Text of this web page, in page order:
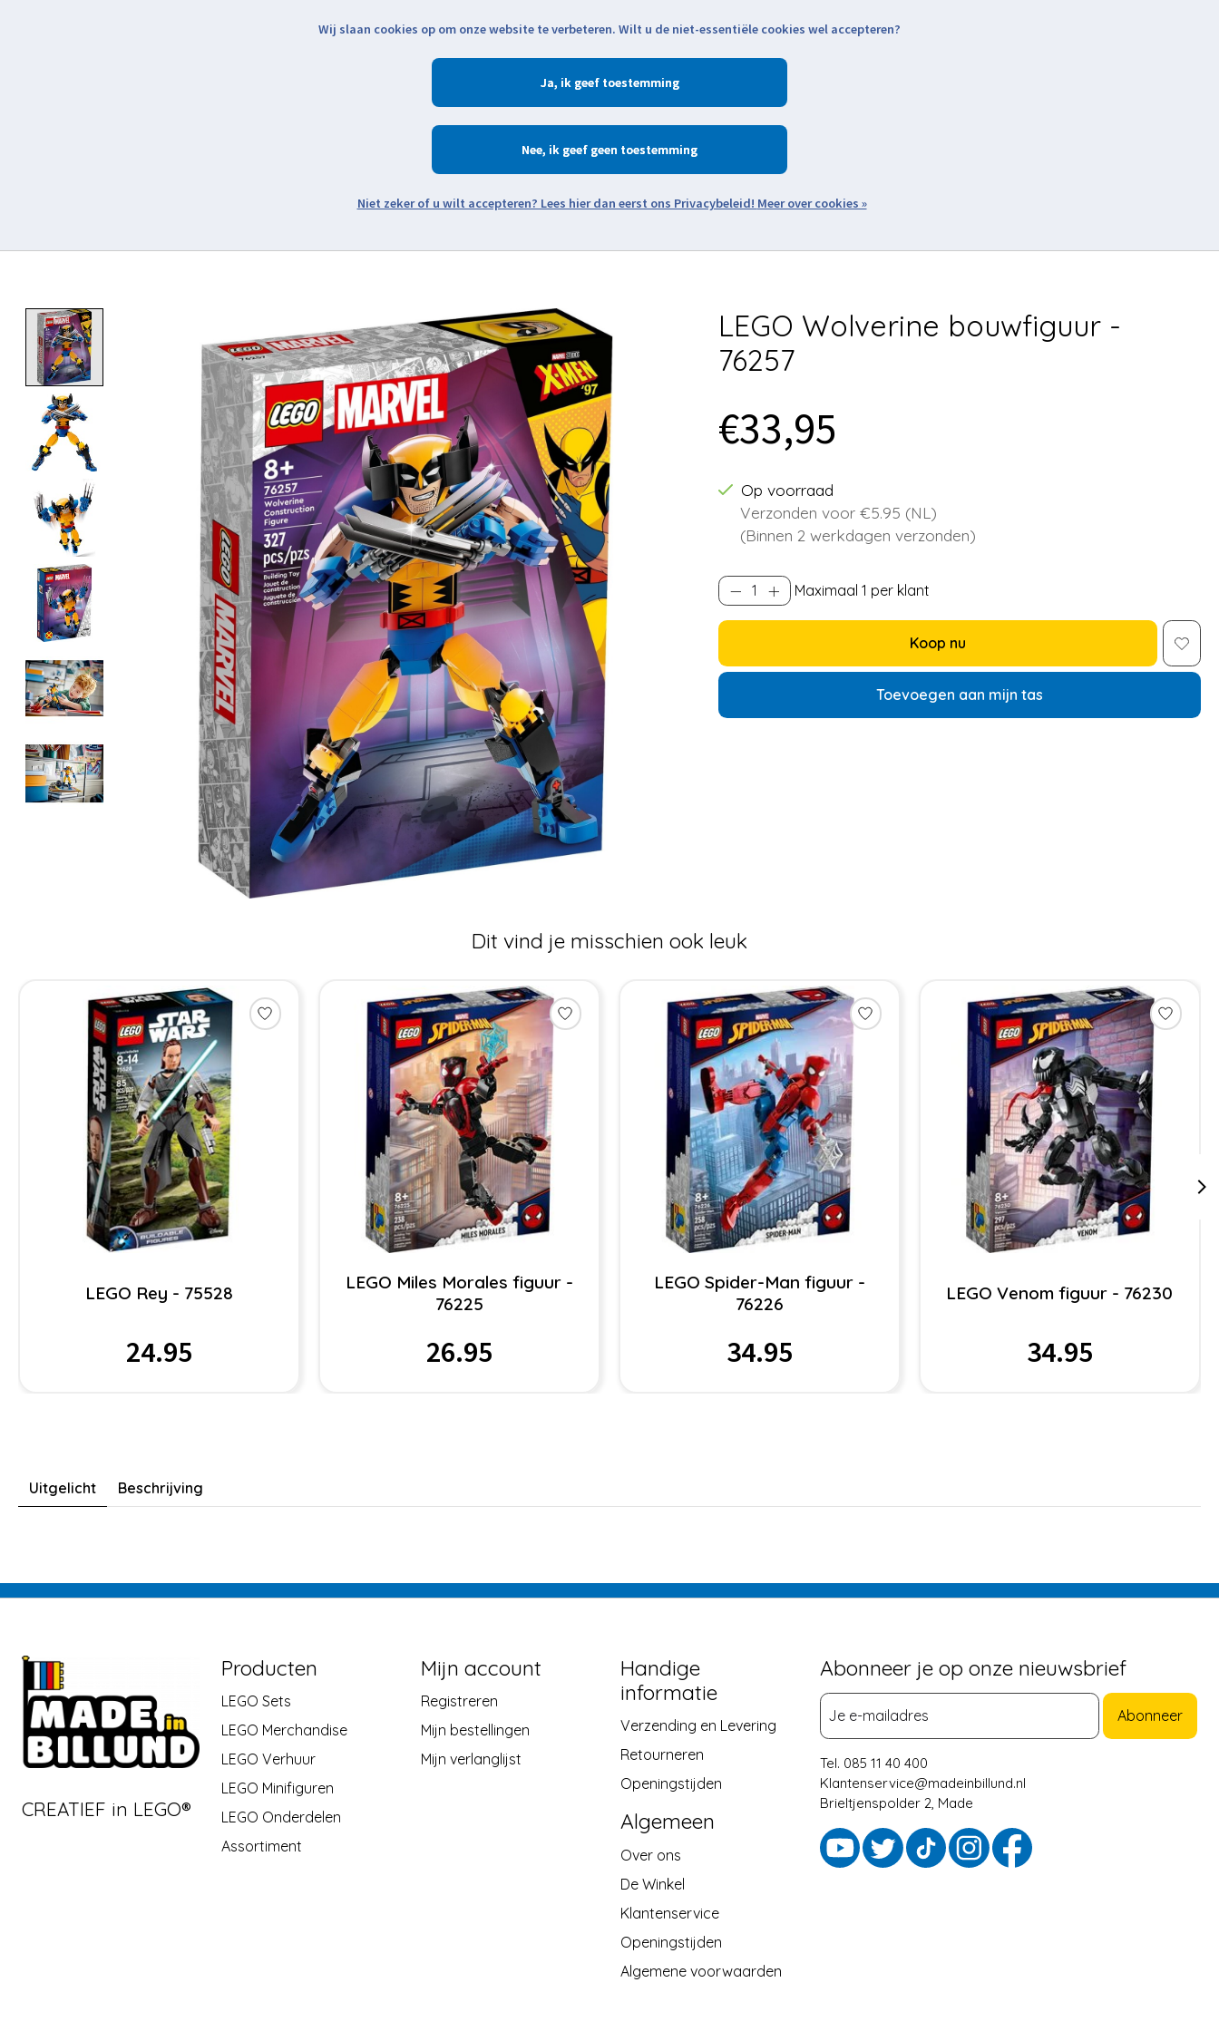
Zoeken
LEGO Wolverine bouwfiguur -
76257
€33,95
Op voorraad
Verzonden voor €5.95 (NL)
(Binnen 2 werkdagen verzonden)
Maximaal 1 per klant
Koop nu
Toevoegen aan mijn tas
Dit vind je misschien ook leuk
Items van productcarrousel
LEGO Rey - 75528
24.95
LEGO Miles Morales figuur -
76225
26.95
LEGO Spider-Man figuur -
76226
34.95
LEGO Venom figuur - 76230
34.95
Uitgelicht Beschrijving
CREATIEF in LEGO®
Producten
LEGO Sets
LEGO Merchandise
LEGO Verhuur
LEGO Minifiguren
LEGO Onderdelen
Assortiment
Mijn account
Registreren
Mijn bestellingen
Mijn verlanglijst
Handige
informatie
Verzending en Levering
Retourneren
Openingstijden
Algemeen
Over ons
De Winkel
Klantenservice
Openingstijden
Algemene voorwaarden
Abonneer je op onze nieuwsbrief
Abonneer
Tel. 085 11 40 400
Klantenservice@madeinbillund.nl
Brieltjenspolder 2, Made
Wij slaan cookies op om onze website te verbeteren. Wilt u de niet-essentiële cookies wel accepteren?
Ja
Nee
Meer over cookies »